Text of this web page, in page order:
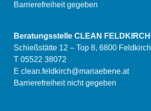
Barrierefreiheit gegeben
Beratungsstelle CLEAN FELDKIRCH
Schießstätte 12 – Top 8, 6800 Feldkirch
T 05522 38072
E clean.feldkirch@mariaebene.at
Barrierefreiheit nicht gegeben